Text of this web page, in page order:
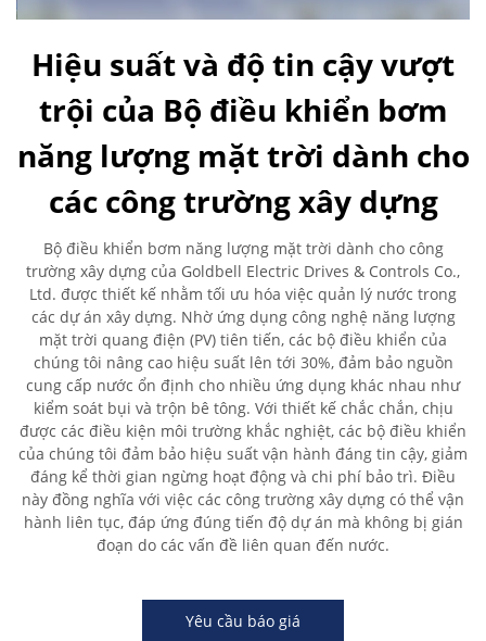
Hiệu suất và độ tin cậy vượt
trội của Bộ điều khiển bơm
năng lượng mặt trời dành cho
các công trường xây dựng
Bộ điều khiển bơm năng lượng mặt trời dành cho công
trường xây dựng của Goldbell Electric Drives & Controls Co.,
Ltd. được thiết kế nhằm tối ưu hóa việc quản lý nước trong
các dự án xây dựng. Nhờ ứng dụng công nghệ năng lượng
mặt trời quang điện (PV) tiên tiến, các bộ điều khiển của
chúng tôi nâng cao hiệu suất lên tới 30%, đảm bảo nguồn
cung cấp nước ổn định cho nhiều ứng dụng khác nhau như
kiểm soát bụi và trộn bê tông. Với thiết kế chắc chắn, chịu
được các điều kiện môi trường khắc nghiệt, các bộ điều khiển
của chúng tôi đảm bảo hiệu suất vận hành đáng tin cậy, giảm
đáng kể thời gian ngừng hoạt động và chi phí bảo trì. Điều
này đồng nghĩa với việc các công trường xây dựng có thể vận
hành liên tục, đáp ứng đúng tiến độ dự án mà không bị gián
đoạn do các vấn đề liên quan đến nước.
Yêu cầu báo giá